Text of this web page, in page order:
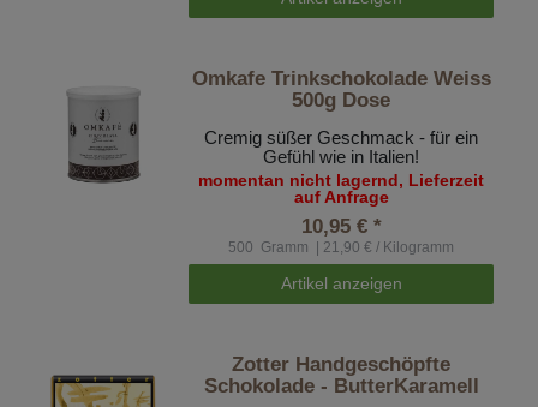
Omkafe Trinkschokolade Weiss
500g Dose
Cremig süßer Geschmack - für ein
Gefühl wie in Italien!
momentan nicht lagernd, Lieferzeit
auf Anfrage
10,95 € *
500 Gramm | 21,90 € / Kilogramm
Artikel anzeigen
Zotter Handgeschöpfte
Schokolade - ButterKaramell